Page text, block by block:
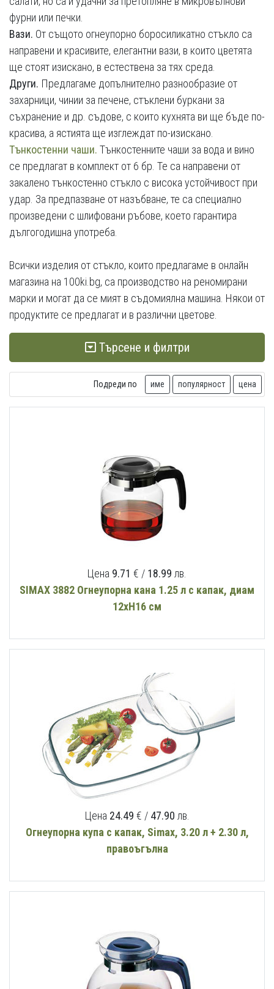
фурни или печки.
Вази. От същото огнеупорно боросиликатно стъкло са
направени и красивите, елегантни вази, в които цветята
ще стоят изискано, в естествена за тях среда.
Други. Предлагаме допълнително разнообразие от
захарници, чинии за печене, стъклени буркани за
съхранение и др. съдове, с които кухнята ви ще бъде по-
красива, а ястията ще изглеждат по-изискано.
Тънкостенни чаши. Тънкостенните чаши за вода и вино
се предлагат в комплект от 6 бр. Те са направени от
закалено тънкостенно стъкло с висока устойчивост при
удар. За предпазване от назъбване, те са специално
произведени с шлифовани ръбове, което гарантира
дългогодишна употреба.
Всички изделия от стъкло, които предлагаме в онлайн
магазина на 100ki.bg, са производство на реномирани
марки и могат да се мият в съдомиялна машина. Някои от
продуктите се предлагат и в различни цветове.
Търсене и филтри
Подреди по име популярност цена
Цена 9.71 € / 18.99 лв.
SIMAX 3882 Огнеупорна кана 1.25 л с капак, диам
12хН16 см
Цена 24.49 € / 47.90 лв.
Огнеупорна купа с капак, Simax, 3.20 л + 2.30 л,
правоъгълна